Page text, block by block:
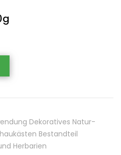
Dekoratives Natur-
Bestandteil
Herbarien